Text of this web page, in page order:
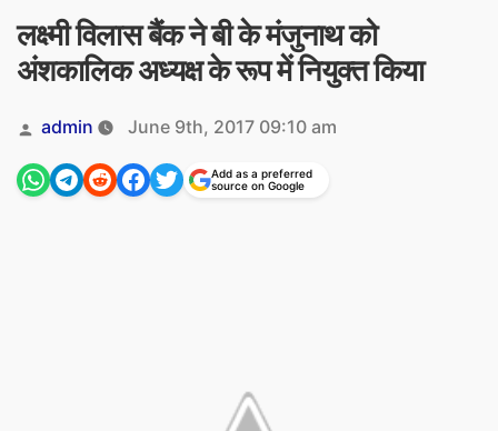
लक्ष्मी विलास बैंक ने बी के मंजुनाथ को
अंशकालिक अध्यक्ष के रूप में नियुक्त किया
Posted
by
admin June 9th, 2017 09:10 am
Add as a preferred
source on Google